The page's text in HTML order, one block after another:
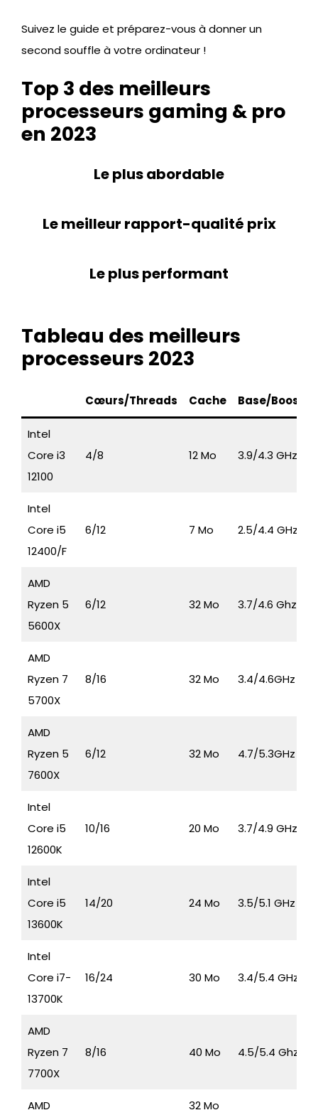
Suivez le guide et préparez-vous à donner un
second souffle à votre ordinateur !
Top 3 des meilleurs
processeurs gaming & pro
en 2023
Le plus abordable
Le meilleur rapport-qualité prix
Le plus performant
Tableau des meilleurs
processeurs 2023
Cœurs/Threads Cache Base/Boost
Intel
Core i3
12100
4/8 12 Mo 3.9/4.3 GHz
Intel
Core i5
12400/F
6/12 7 Mo 2.5/4.4 GHz
AMD
Ryzen 5
5600X
6/12 32 Mo 3.7/4.6 Ghz
AMD
Ryzen 7
5700X
8/16 32 Mo 3.4/4.6GHz
AMD
Ryzen 5
7600X
6/12 32 Mo 4.7/5.3GHz
Intel
Core i5
12600K
10/16 20 Mo 3.7/4.9 GHz
Intel
Core i5
13600K
14/20 24 Mo 3.5/5.1 GHz
Intel
Core i7-
13700K
16/24 30 Mo 3.4/5.4 GHz
AMD
Ryzen 7
7700X
8/16 40 Mo 4.5/5.4 Ghz
AMD 32 Mo